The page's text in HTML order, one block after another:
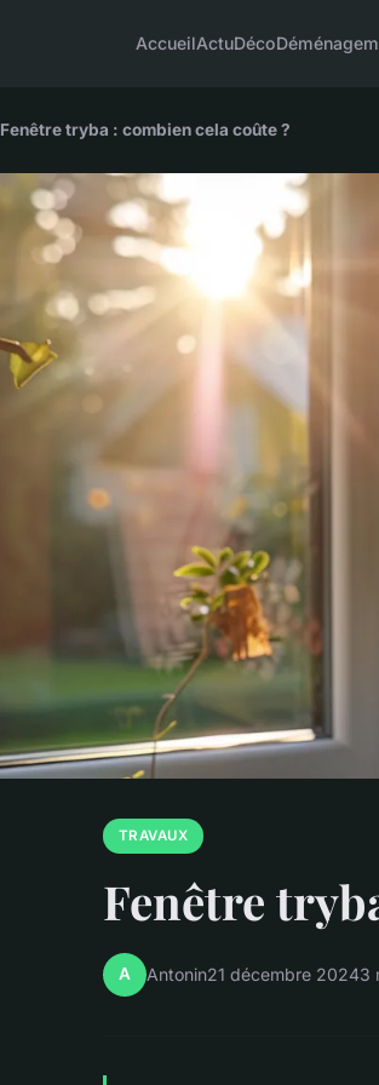
AccueilActuDéco
Fenêtre tryba : combien cela coûte ?
TRAVAUX
Fenêtre
A Antonin21 décembre 20243